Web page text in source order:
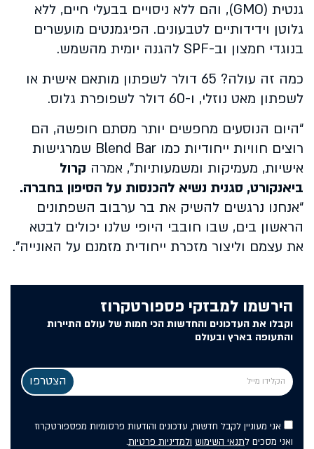
גנטית (GMO), והם ללא ניסויים בבעלי חיים, ללא
גלוטן וידידותיים לטבעונים. הפיגמנטים מועשרים
בנוגדי חמצון וב-SPF להגנה יומית מהשמש.
כמה זה עולה? 65 דולר לשפתון מותאם אישית או
לשפתון מאט נוזלי, ו-60 דולר לשפופרת גלוס.
“היום הנוסעים מחפשים יותר מסתם חופשה, הם
רוצים חוויות ייחודיות כמו Blend Bar שמרגישות
אישיות, מעמיקות ומשמעותיות", אמרה קרול
ביאנקורט, סגנית נשיא להכנסות על הסיפון בחברה.
“אנחנו נרגשים להשיק את בר ערבוב השפתונים
הראשון בים, שבו חובבי היופי שלנו יכולים לבטא
את עצמם וליצור מזכרת ייחודית מזמנם על האונייה".
הירשמו למבזקי פספורטקרוז
וקבלו את העדכונים והחדשות הכי חמות של עולם התיירות
והתעופה בארץ ובעולם
אני מעוניין לקבל חדשות, עדכונים והודעות פרסומיות מפספורטקרוז
ואני מסכים לתנאי השימוש ולמדיניות פרטיות.